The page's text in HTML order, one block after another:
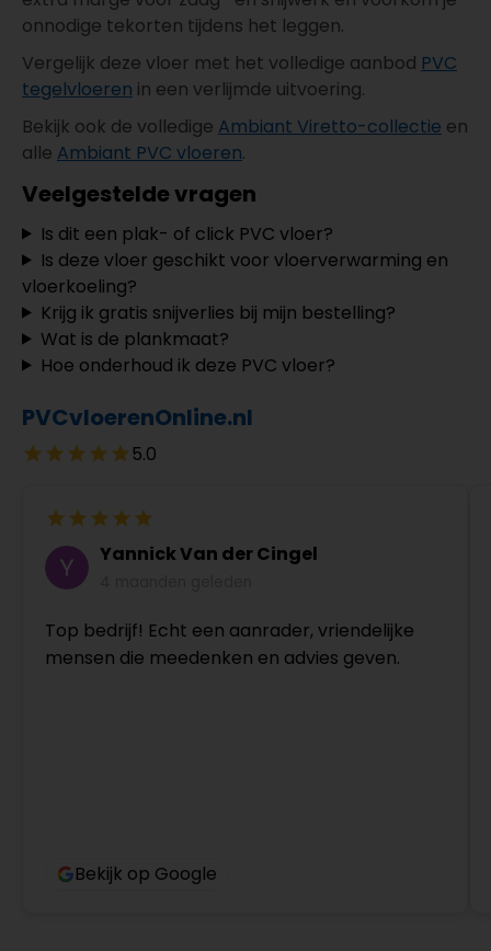
onnodige tekorten tijdens het leggen.
Vergelijk deze vloer met het volledige aanbod PVC
tegelvloeren in een verlijmde uitvoering.
Bekijk ook de volledige Ambiant Viretto-collectie en
alle Ambiant PVC vloeren.
Veelgestelde vragen
Is dit een plak- of click PVC vloer?
Is deze vloer geschikt voor vloerverwarming en
vloerkoeling?
Krijg ik gratis snijverlies bij mijn bestelling?
Wat is de plankmaat?
Hoe onderhoud ik deze PVC vloer?
PVCvloerenOnline.nl
5.0
Yannick Van der Cingel
Top bedrijf! Echt een aanrader, vriendelijke
mensen die meedenken en advies geven.
Bekijk op Google